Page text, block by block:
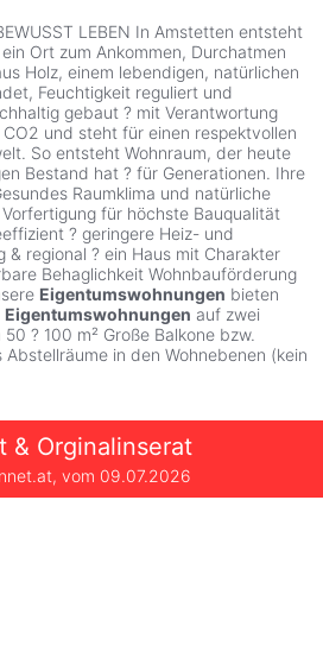
LEBEN In Amstetten entsteht
Ort zum Ankommen, Durchatmen
Holz, einem lebendigen, natürlichen
Feuchtigkeit reguliert und
gebaut ? mit Verantwortung
und steht für einen respektvollen
So entsteht Wohnraum, der heute
Bestand hat ? für Generationen. Ihre
Raumklima und natürliche
für höchste Bauqualität
? geringere Heiz- und
& regional ? ein Haus mit Charakter
Behaglichkeit Wohnbauförderung
Eigentumswohnungen bieten
Eigentumswohnungen auf zwei
? 100 m² Große Balkone bzw.
in den Wohnebenen (kein
& Orginalinserat
vom 09.07.2026